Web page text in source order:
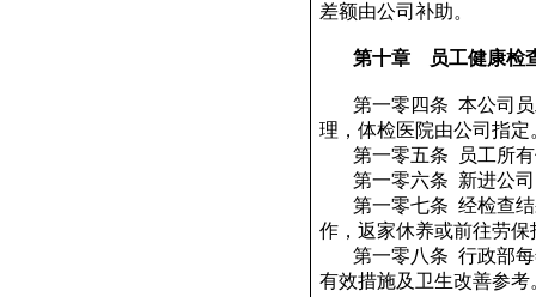
差额由公司补助。
第十章 员工健康检
第一零四条 本公司
理，体检医院由公司指定
第一零五条
员工所
第一零六条 新进公
第一零七条 经检查
作，返家休养或前往劳
第一零八条 行政部
有效措施及卫生改善参考